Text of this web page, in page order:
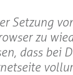
Setzung
zu
dass bei